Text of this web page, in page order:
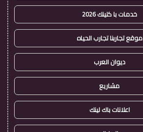
خدمات با كلينك 2026
موقع تجاربنا تجارب الحياه
ديوان العرب
مشاريع
اعلانات باك لينك